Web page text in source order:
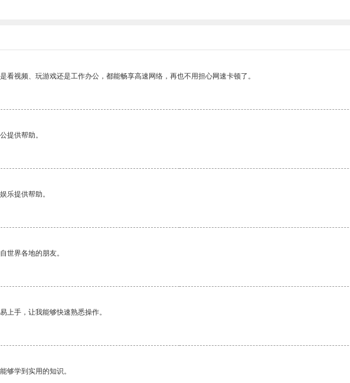
看视频、玩游戏还是工作办公，都能畅享高速网络，再也不用担心网速卡顿了。
提供帮助。
乐提供帮助。
世界各地的朋友。
上手，让我能够快速熟悉操作。
够学到实用的知识。